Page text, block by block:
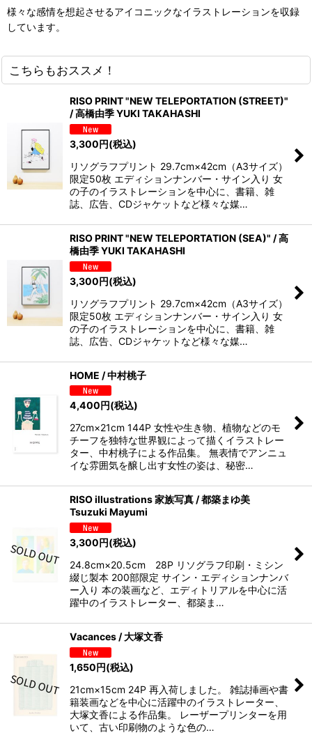
様々な感情を想起させるアイコニックなイラストレーションを収録
しています。
こちらもおススメ！
RISO PRINT "NEW TELEPORTATION (STREET)"
/ 高橋由季 YUKI TAKAHASHI
3,300円(税込)
リソグラフプリント 29.7cm×42cm（A3サイズ）
限定50枚 エディションナンバー・サイン入り 女
の子のイラストレーションを中心に、書籍、雑
誌、広告、CDジャケットなど様々な媒…
RISO PRINT "NEW TELEPORTATION (SEA)" / 高
橋由季 YUKI TAKAHASHI
3,300円(税込)
リソグラフプリント 29.7cm×42cm（A3サイズ）
限定50枚 エディションナンバー・サイン入り 女
の子のイラストレーションを中心に、書籍、雑
誌、広告、CDジャケットなど様々な媒…
HOME / 中村桃子
4,400円(税込)
27cm×21cm 144P 女性や生き物、植物などのモ
チーフを独特な世界観によって描くイラストレー
ター、中村桃子による作品集。 無表情でアンニュ
イな雰囲気を醸し出す女性の姿は、秘密…
RISO illustrations 家族写真 / 都築まゆ美
Tsuzuki Mayumi
3,300円(税込)
24.8cm×20.5cm 28P リソグラフ印刷・ミシン
綴じ製本 200部限定 サイン・エディションナンバ
ー入り 本の装画など、エディトリアルを中心に活
躍中のイラストレーター、都築ま…
Vacances / 大塚文香
1,650円(税込)
21cm×15cm 24P 再入荷しました。 雑誌挿画や書
籍装画などを中心に活躍中のイラストレーター、
大塚文香による作品集。 レーザープリンターを用
いて、古い印刷物のような色の…